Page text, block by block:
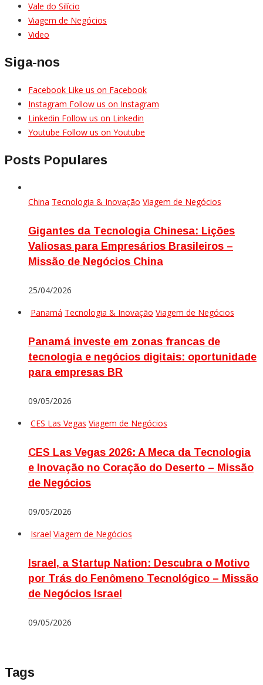
Vale do Silício
Viagem de Negócios
Video
Siga-nos
Facebook Like us on Facebook
Instagram Follow us on Instagram
Linkedin Follow us on Linkedin
Youtube Follow us on Youtube
Posts Populares
China Tecnologia & Inovação Viagem de Negócios
Gigantes da Tecnologia Chinesa: Lições
Valiosas para Empresários Brasileiros –
Missão de Negócios China
25/04/2026
Panamá Tecnologia & Inovação Viagem de Negócios
Panamá investe em zonas francas de
tecnologia e negócios digitais: oportunidade
para empresas BR
09/05/2026
CES Las Vegas Viagem de Negócios
CES Las Vegas 2026: A Meca da Tecnologia
e Inovação no Coração do Deserto – Missão
de Negócios
09/05/2026
Israel Viagem de Negócios
Israel, a Startup Nation: Descubra o Motivo
por Trás do Fenômeno Tecnológico – Missão
de Negócios Israel
09/05/2026
Tags